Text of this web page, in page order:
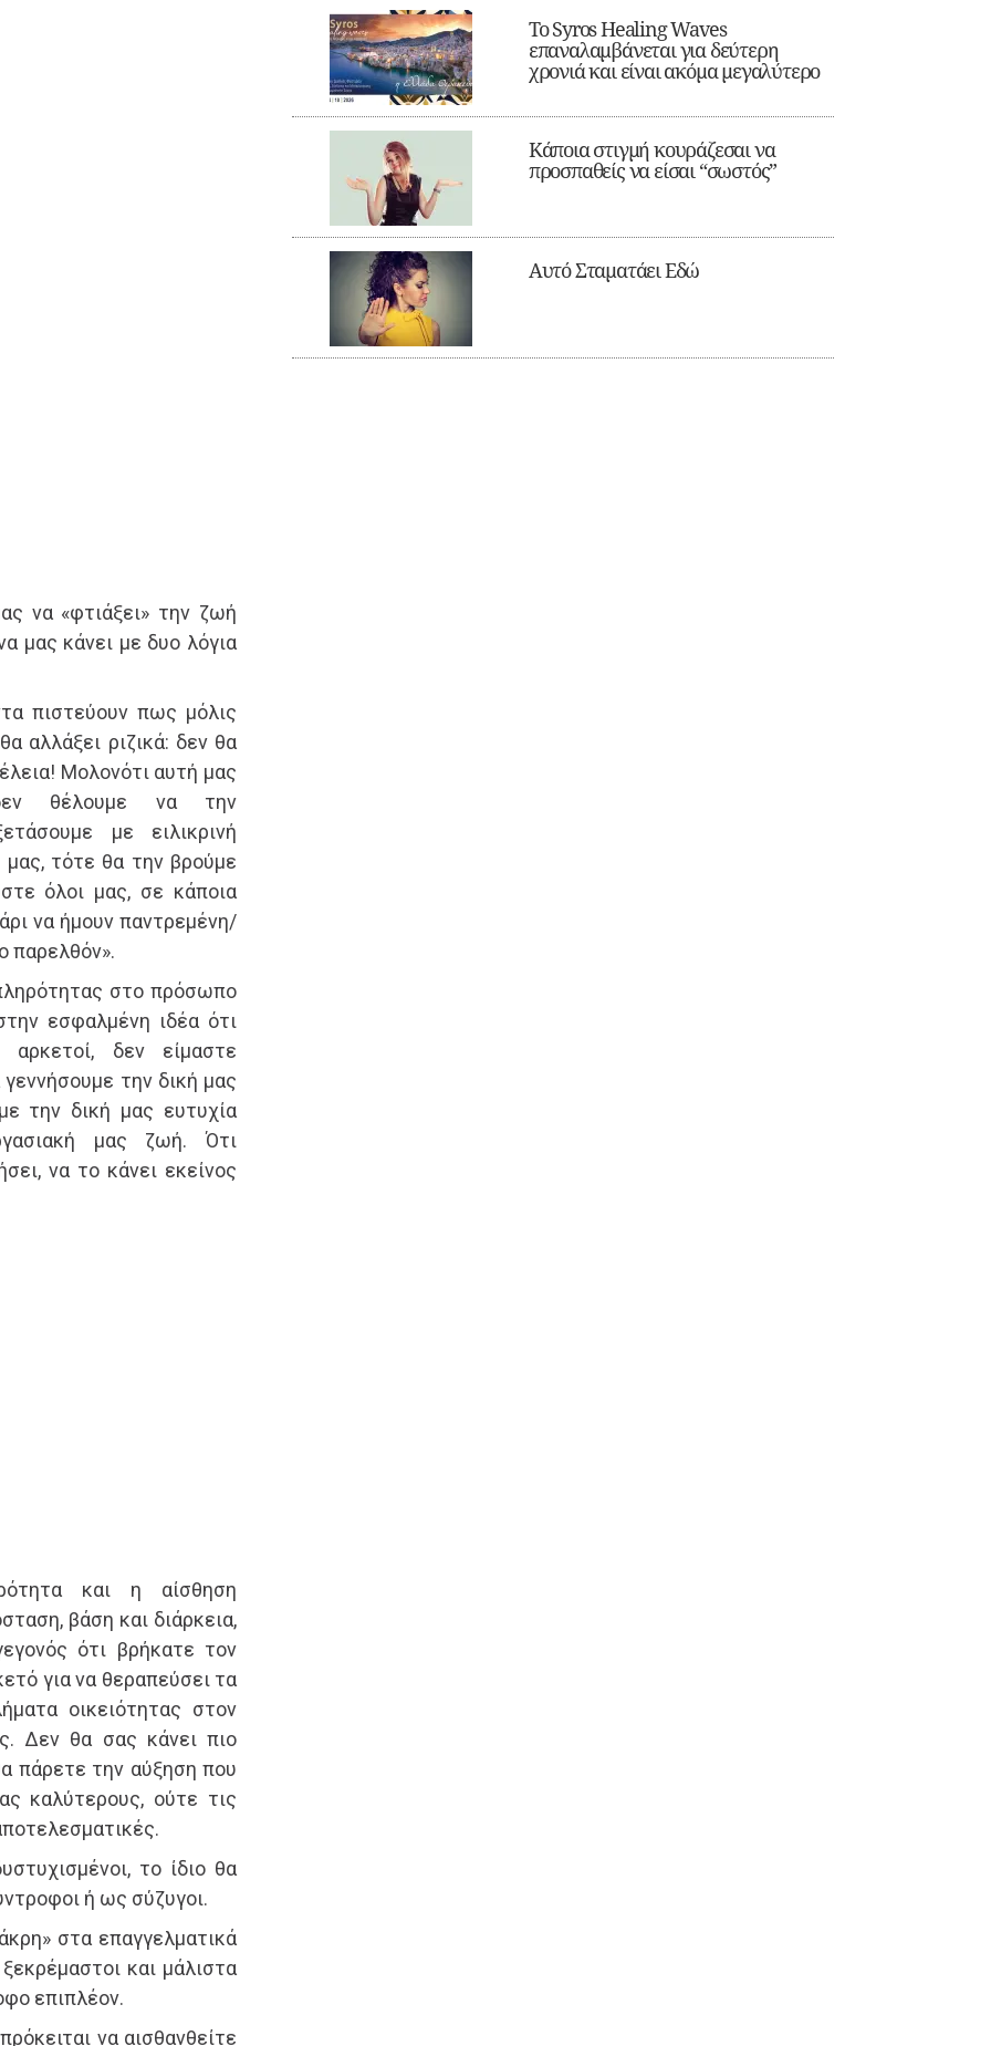
να «φτιάξει» την ζωή
μας κάνει με δυο λόγια
πιστεύουν πως μόλις
αλλάξει ριζικά: δεν θα
Μολονότι αυτή μας
θέλουμε να την
με ειλικρινή
τότε θα την βρούμε
όλοι μας, σε κάποια
να ήμουν παντρεμένη/
παρελθόν».
στο πρόσωπο
εσφαλμένη ιδέα ότι
δεν είμαστε
την δική μας
την δική μας ευτυχία
μας ζωή. Ότι
να το κάνει εκείνος
και η αίσθηση
βάση και διάρκεια,
ότι βρήκατε τον
για να θεραπεύσει τα
οικειότητας στον
Δεν θα σας κάνει πιο
πάρετε την αύξηση που
καλύτερους, ούτε τις
το ίδιο θα
ή ως σύζυγοι.
στα επαγγελματικά
και μάλιστα
επιπλέον.
να αισθανθείτε
Το Syros Healing Waves
επαναλαμβάνεται για δεύτερη
χρονιά και είναι ακόμα μεγαλύτερο
Κάποια στιγμή κουράζεσαι να
προσπαθείς να είσαι “σωστός”
Αυτό Σταματάει Εδώ